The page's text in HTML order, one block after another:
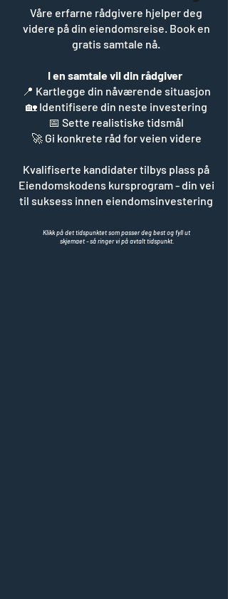
Våre erfarne rådgivere hjelper deg
videre på din eiendomsreise. Book en
gratis samtale nå.​
I en samtale vil din rådgiver
📍 Kartlegge din nåværende situasjon
​🏡 Identifisere din neste investering
​📅 Sette realistiske tidsmål
​🚀 Gi konkrete råd for veien videre
Kvalifiserte kandidater tilbys plass på
Eiendomskodens kursprogram - din vei
til suksess innen eiendomsinvestering
Klikk på det tidspunktet som passer deg best og fyll ut
skjemaet - så ringer vi på avtalt tidspunkt.